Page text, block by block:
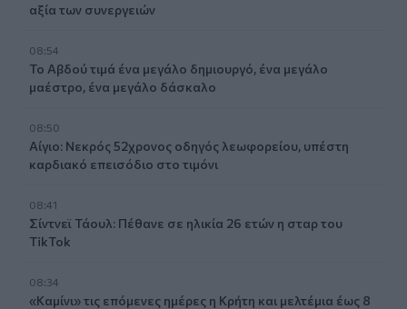
αξία των συνεργειών
08:54
Το Αβδού τιμά ένα μεγάλο δημιουργό, ένα μεγάλο
μαέστρο, ένα μεγάλο δάσκαλο
08:50
Αίγιο: Νεκρός 52χρονος οδηγός λεωφορείου, υπέστη
καρδιακό επεισόδιο στο τιμόνι
08:41
Σίντνεϊ Τάουλ: Πέθανε σε ηλικία 26 ετών η σταρ του
TikTok
08:34
«Καμίνι» τις επόμενες ημέρες η Κρήτη και μελτέμια έως 8